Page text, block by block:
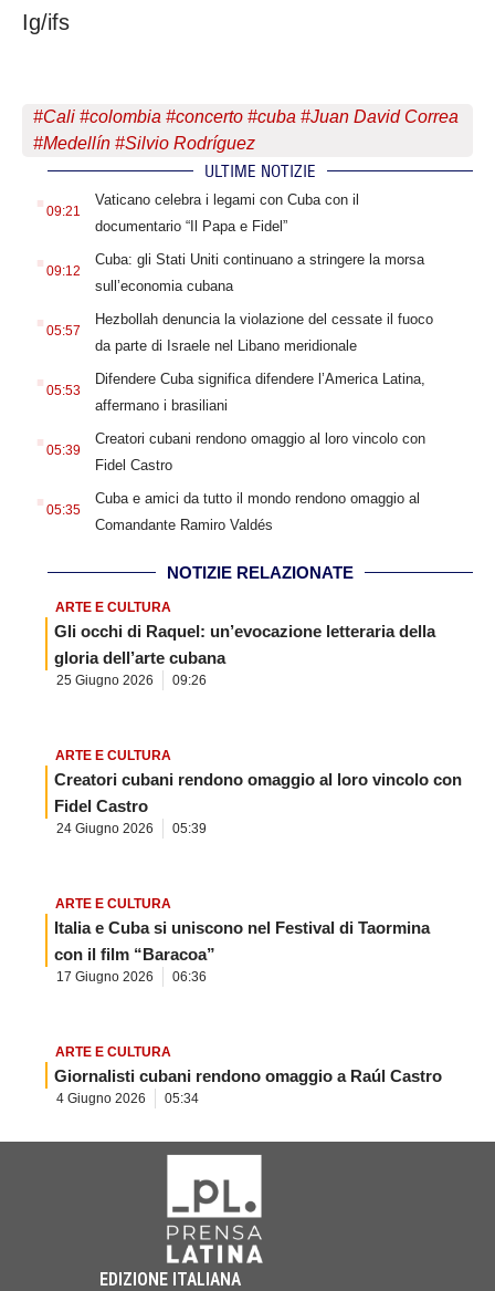
Ig/ifs
#Cali #colombia #concerto #cuba #Juan David Correa
#Medellín #Silvio Rodríguez
ULTIME NOTIZIE
. 09:21
Vaticano celebra i legami con Cuba con il
documentario “Il Papa e Fidel”
. 09:12
Cuba: gli Stati Uniti continuano a stringere la morsa
sull’economia cubana
. 05:57
Hezbollah denuncia la violazione del cessate il fuoco
da parte di Israele nel Libano meridionale
. 05:53
Difendere Cuba significa difendere l’America Latina,
affermano i brasiliani
. 05:39
Creatori cubani rendono omaggio al loro vincolo con
Fidel Castro
. 05:35
Cuba e amici da tutto il mondo rendono omaggio al
Comandante Ramiro Valdés
NOTIZIE RELAZIONATE
ARTE E CULTURA
Gli occhi di Raquel: un’evocazione letteraria della
gloria dell’arte cubana
25 Giugno 2026 09:26
ARTE E CULTURA
Creatori cubani rendono omaggio al loro vincolo con
Fidel Castro
24 Giugno 2026 05:39
ARTE E CULTURA
Italia e Cuba si uniscono nel Festival di Taormina
con il film “Baracoa”
17 Giugno 2026 06:36
ARTE E CULTURA
Giornalisti cubani rendono omaggio a Raúl Castro
4 Giugno 2026 05:34
EDIZIONE ITALIANA